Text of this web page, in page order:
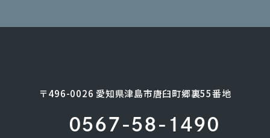
〒496-0026 愛知県津島市唐臼町郷裏55番地
0567-58-1490